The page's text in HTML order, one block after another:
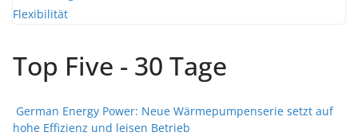
Top Five - 30 Tage
German Energy Power: Neue Wärmepumpenserie setzt auf
hohe Effizienz und leisen Betrieb